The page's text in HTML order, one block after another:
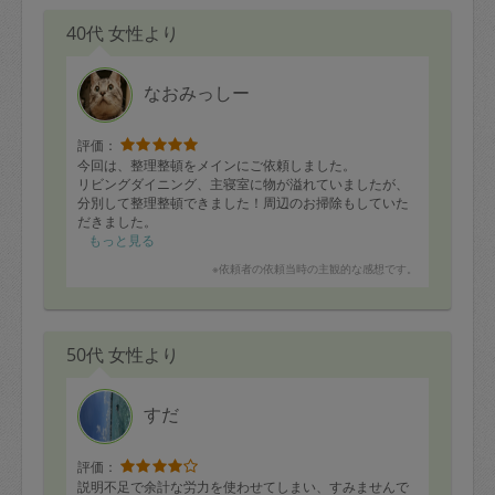
40代 女性より
なおみっしー
評価：
今回は、整理整頓をメインにご依頼しました。
リビングダイニング、主寝室に物が溢れていましたが、
分別して整理整頓できました！周辺のお掃除もしていた
だきました。
物を捨てるのが苦手な私を配慮していただき、かなり綺
またよろしくお願いします。
もっと見る
※依頼者の依頼当時の主観的な感想です。
50代 女性より
すだ
評価：
説明不足で余計な労力を使わせてしまい、すみませんで